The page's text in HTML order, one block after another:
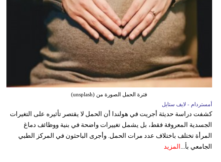
فترة الحمل الصورة من (unsplash)
أمستردام - لايف ستايل
كشفت دراسة حديثة أجريت في هولندا أن الحمل لا يقتصر تأثيره على التغيرات
الجسدية المعروفة فقط، بل يشمل تغييرات واضحة في بنية ووظائف دماغ
المرأة تختلف باختلاف عدد مرات الحمل. وأجرى الباحثون في المركز الطبي
الجامعي بأ... المزيد